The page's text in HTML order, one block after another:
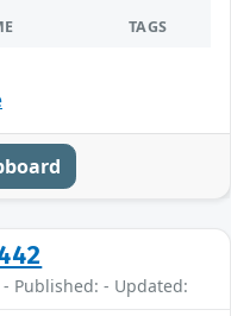
TAGS
- Published: - Updated: